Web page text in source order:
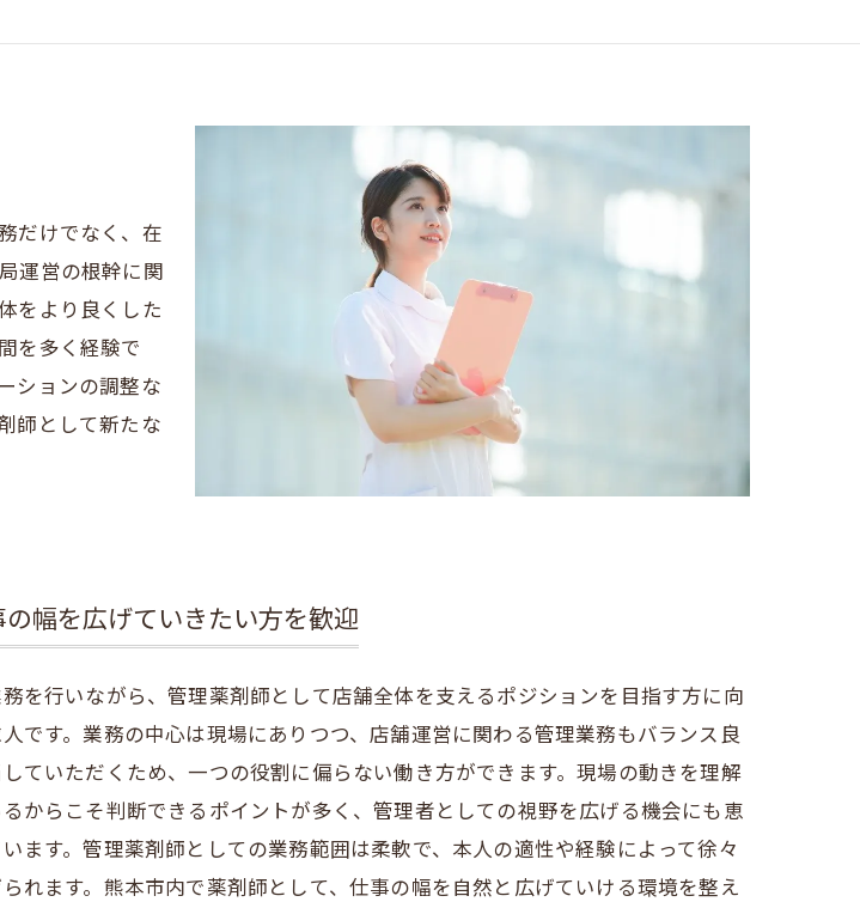
だけでなく、在
運営の根幹に関
をより良くした
を多く経験で
ションの調整な
師として新たな
の幅を広げていきたい方を歓迎
を行いながら、管理薬剤師として店舗全体を支えるポジションを目指す方に向
人です。業務の中心は現場にありつつ、店舗運営に関わる管理業務もバランス良
していただくため、一つの役割に偏らない働き方ができます。現場の動きを理解
るからこそ判断できるポイントが多く、管理者としての視野を広げる機会にも恵
います。管理薬剤師としての業務範囲は柔軟で、本人の適性や経験によって徐々
られます。熊本市内で薬剤師として、仕事の幅を自然と広げていける環境を整え